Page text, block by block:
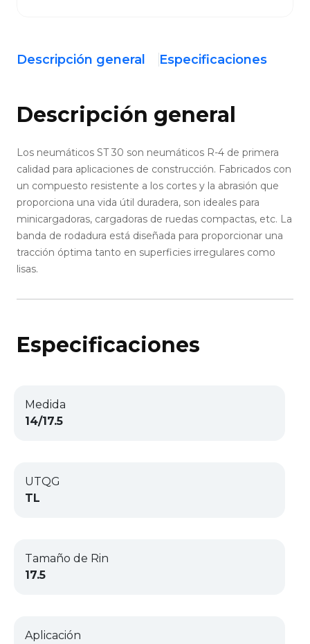
Descripción general Especificaciones
Descripción general
Los neumáticos ST 30 son neumáticos R-4 de primera
calidad para aplicaciones de construcción. Fabricados con
un compuesto resistente a los cortes y la abrasión que
proporciona una vida útil duradera, son ideales para
minicargadoras, cargadoras de ruedas compactas, etc. La
banda de rodadura está diseñada para proporcionar una
tracción óptima tanto en superficies irregulares como
lisas.
Especificaciones
Medida
14/17.5
UTQG
TL
Tamaño de Rin
17.5
Aplicación